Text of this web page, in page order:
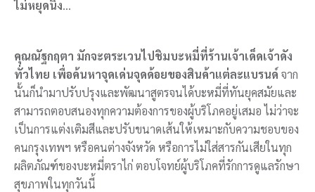
ไม่หยุดนิ่ง…
คุณณัฐกฤตา มักจะตระเวนไปชิมบะหมี่ที่ร้านเจ้าเด็ดเจ้าดัง
ทั่วไทย เพื่อค้นหาจุดเด่นจุดด้อยของสินค้าแต่ละแบรนด์ จาก
นั้นก็นำมาปรับปรุงและพัฒนาสูตรจนได้บะหมี่ที่ทันยุคสมัยและ
สามารถตอบสนองทุกความต้องการของผู้บริโภคอยู่เสมอ ไม่ว่าจะ
เป็นการแต่งเติมสีและปรับขนาดเส้นให้เหมาะกับความชอบของ
คนกรุงเทพฯ หรือคนต่างจังหวัด หรือการไม่ใส่สารกันเสียในทุก
ผลิตภัณฑ์ของบะหมี่ตราไก่ ตอบโจทย์ผู้บริโภคที่รักการดูแลรักษา
สุขภาพในทุกวันนี้